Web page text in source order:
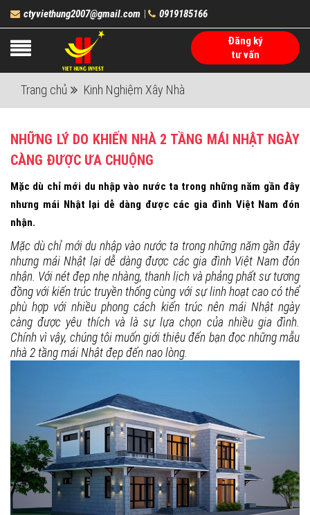
ctyviethung2007@gmail.com 0919185166
Đăng ký
tư vấn
Trang chủ Kinh Nghiệm Xây Nhà
NHỮNG LÝ DO KHIẾN NHÀ 2 TẦNG MÁI NHẬT NGÀY
CÀNG ĐƯỢC ƯA CHUỘNG
Mặc dù chỉ mới du nhập vào nước ta trong những năm gần đây
nhưng mái Nhật lại dễ dàng được các gia đình Việt Nam đón
nhận.
Mặc dù chỉ mới du nhập vào nước ta trong những năm gần đây
nhưng mái Nhật lại dễ dàng được các gia đình Việt Nam đón
nhận. Với nét đẹp nhẹ nhàng, thanh lịch và phảng phất sư tương
đồng với kiến trúc truyền thống cùng với sự linh hoạt cao có thể
phù hợp với nhiều phong cách kiến trúc nên mái Nhật ngày
càng được yêu thích và là sự lựa chọn của nhiều gia đình.
Chính vì vậy, chúng tôi muốn giới thiệu đến bạn đọc những mẫu
nhà 2 tầng mái Nhật đẹp đến nao lòng.